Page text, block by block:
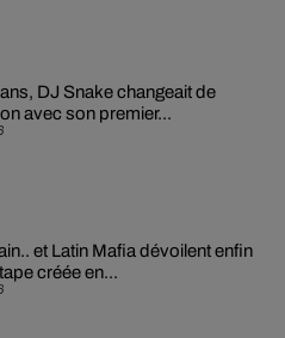
DJ Snake changeait de
avec son premier...
et Latin Mafia dévoilent enfin
créée en...